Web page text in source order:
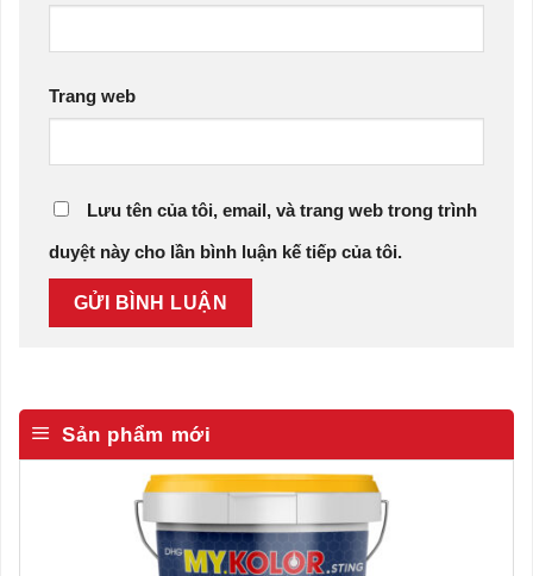
Trang web
Lưu tên của tôi, email, và trang web trong trình
duyệt này cho lần bình luận kế tiếp của tôi.
Sản phẩm mới